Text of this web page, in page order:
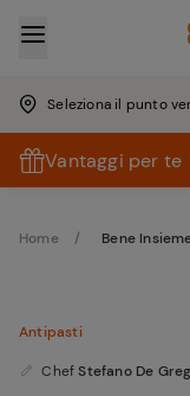
Seleziona il punto
Vantaggi per te
Home Bene
Antipasti
Chef Stefano De